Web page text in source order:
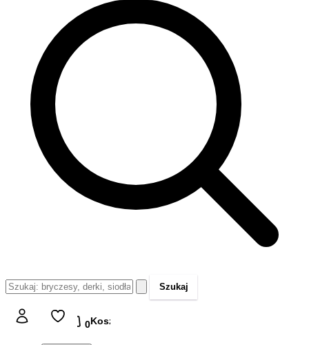
Szukaj
Koszyk 0Koszyk